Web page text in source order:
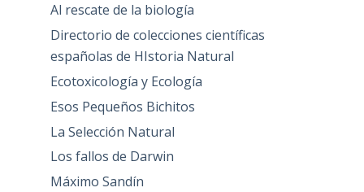
Al rescate de la biología
Directorio de colecciones científicas
españolas de HIstoria Natural
Ecotoxicología y Ecología
Esos Pequeños Bichitos
La Selección Natural
Los fallos de Darwin
Máximo Sandín